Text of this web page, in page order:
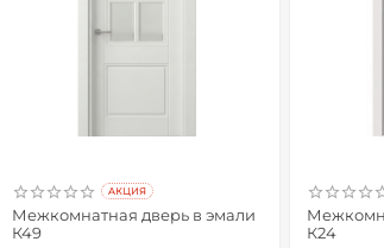
AКЦИЯ
Межкомнатная дверь в эмали
К49
К24